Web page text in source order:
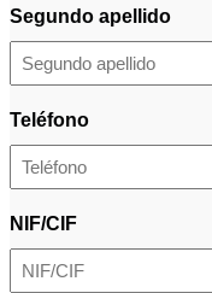
Segundo apellido
Teléfono
NIF/CIF